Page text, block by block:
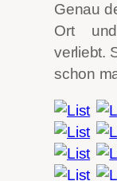
Genau
Ort
verliebt.
schon